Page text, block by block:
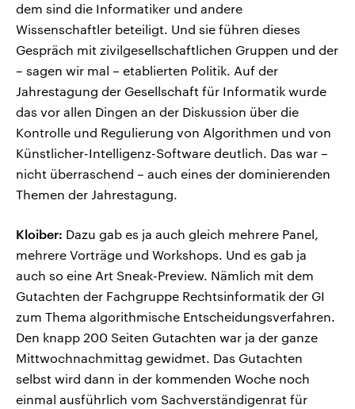
dem sind die Informatiker und andere
Wissenschaftler beteiligt. Und sie führen dieses
Gespräch mit zivilgesellschaftlichen Gruppen und der
– sagen wir mal – etablierten Politik. Auf der
Jahrestagung der Gesellschaft für Informatik wurde
das vor allen Dingen an der Diskussion über die
Kontrolle und Regulierung von Algorithmen und von
Künstlicher-Intelligenz-Software deutlich. Das war –
nicht überraschend – auch eines der dominierenden
Themen der Jahrestagung.
Kloiber: Dazu gab es ja auch gleich mehrere Panel,
mehrere Vorträge und Workshops. Und es gab ja
auch so eine Art Sneak-Preview. Nämlich mit dem
Gutachten der Fachgruppe Rechtsinformatik der GI
zum Thema algorithmische Entscheidungsverfahren.
Den knapp 200 Seiten Gutachten war ja der ganze
Mittwochnachmittag gewidmet. Das Gutachten
selbst wird dann in der kommenden Woche noch
einmal ausführlich vom Sachverständigenrat für